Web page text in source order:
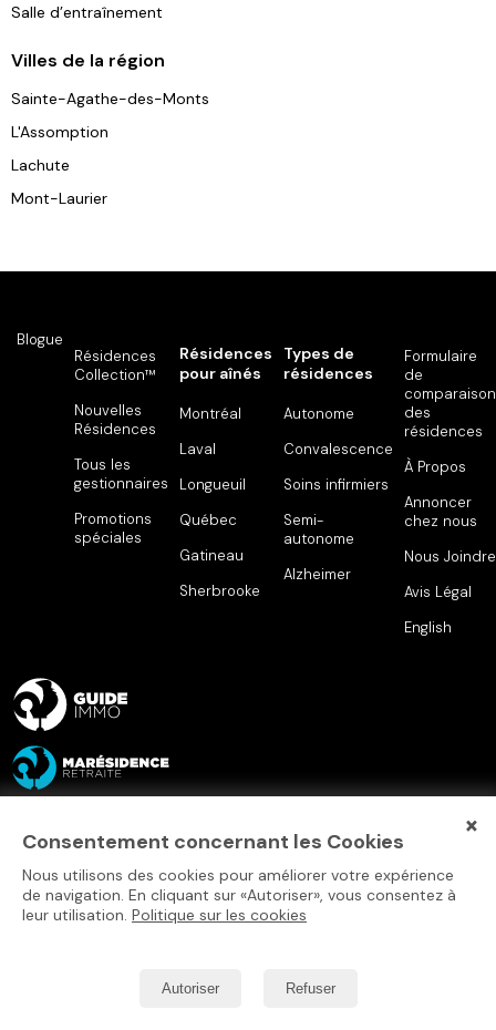
Salle d’entraînement
Villes de la région
Sainte-Agathe-des-Monts
L'Assomption
Lachute
Mont-Laurier
×
Consentement concernant les Cookies
Nous utilisons des cookies pour améliorer votre expérience
de navigation. En cliquant sur «Autoriser», vous consentez à
leur utilisation. Politique sur les cookies
Autoriser Refuser
Blogue
Résidences
Collection™
Nouvelles
Résidences
Tous les
gestionnaires
Promotions
spéciales
Résidences
pour aînés
Montréal
Laval
Longueuil
Québec
Gatineau
Sherbrooke
Types de
résidences
Autonome
Convalescence
Soins infirmiers
Semi-
autonome
Alzheimer
Formulaire
de
comparaison
des
résidences
À Propos
Annoncer
chez nous
Nous Joindre
Avis Légal
English